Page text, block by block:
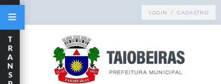
LOGIN / CADASTRO
T
R
A
N
S